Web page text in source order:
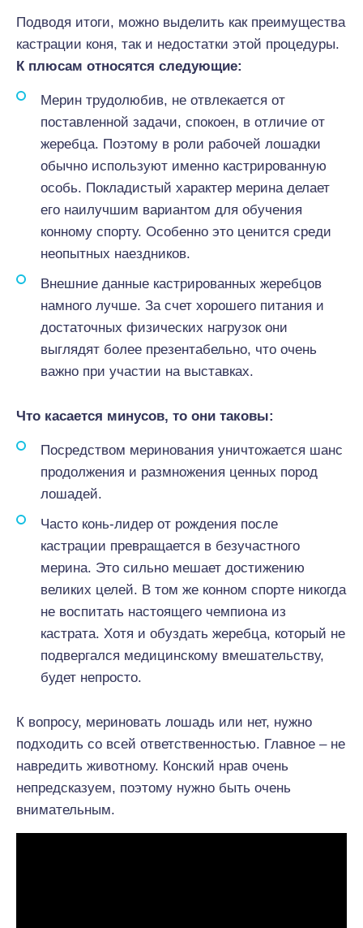
Подводя итоги, можно выделить как преимущества
кастрации коня, так и недостатки этой процедуры.
К плюсам относятся следующие:
Мерин трудолюбив, не отвлекается от
поставленной задачи, спокоен, в отличие от
жеребца. Поэтому в роли рабочей лошадки
обычно используют именно кастрированную
особь. Покладистый характер мерина делает
его наилучшим вариантом для обучения
конному спорту. Особенно это ценится среди
неопытных наездников.
Внешние данные кастрированных жеребцов
намного лучше. За счет хорошего питания и
достаточных физических нагрузок они
выглядят более презентабельно, что очень
важно при участии на выставках.
Что касается минусов, то они таковы:
Посредством меринования уничтожается шанс
продолжения и размножения ценных пород
лошадей.
Часто конь-лидер от рождения после
кастрации превращается в безучастного
мерина. Это сильно мешает достижению
великих целей. В том же конном спорте никогда
не воспитать настоящего чемпиона из
кастрата. Хотя и обуздать жеребца, который не
подвергался медицинскому вмешательству,
будет непросто.
К вопросу, мериновать лошадь или нет, нужно
подходить со всей ответственностью. Главное – не
навредить животному. Конский нрав очень
непредсказуем, поэтому нужно быть очень
внимательным.